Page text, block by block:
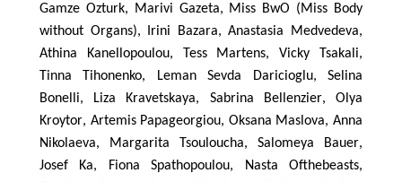
Gamze Ozturk, Marivi Gazeta, Miss BwO (Miss Body
without Organs), Irini Bazara,Anastasia Medvedeva,
Athina
Kanellopoulou, Tess Martens,Vicky Tsakali,
Tinna
Tihonenko, Leman Sevda Daricioglu, Selina
Bonelli, Liza Kravetskaya, Sabrina Bellenzier, Olya
Kroytor, Artemis Papageorgiou, Oksana Maslova,Anna
Nikolaeva, Margarita Tsouloucha, Salomeya Bauer,
Josef
Ka, Fiona Spathopoulou, Nasta Ofthebeasts,